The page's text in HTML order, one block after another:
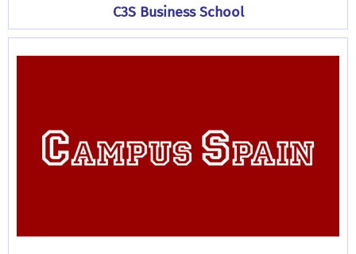
C3S Business School